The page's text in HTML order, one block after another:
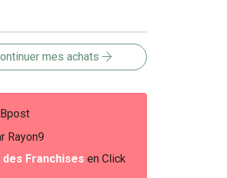
mes achats
Rayon9
Franchises en Click